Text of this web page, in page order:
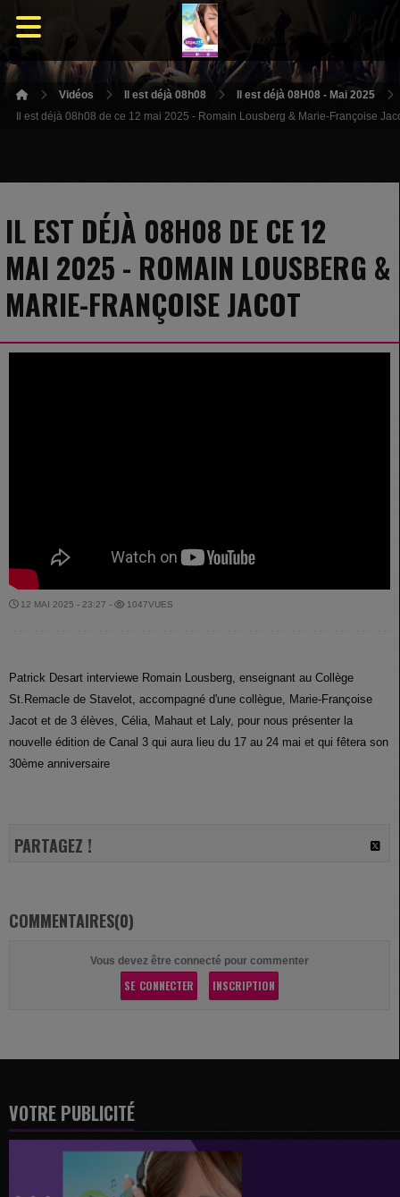
Vidéos Il est déjà 08h08
Il est déjà 08H08 - Mai 2025
Il est déjà 08h08 de ce 12 mai 2025 - Romain Lousberg & Marie-Françoise
IL EST DÉJÀ 08H08 DE CE 12
MAI 2025 - ROMAIN LOUSBERG &
MARIE-FRANÇOISE JACOT
12 MAI 2025 - 23:27 - 1047VUES
Patrick Desart interviewe Romain Lousberg, enseignant au Collège
St.Remacle de Stavelot, accompagné d'une collègue, Marie-Françoise
Jacot et de 3 élèves, Célia, Mahaut et Laly, pour nous présenter la
nouvelle édition de Canal 3 qui aura lieu du 17 au 24 mai et qui fêtera son
30ème anniversaire
PARTAGEZ !
COMMENTAIRES(0)
Vous devez être connecté pour commenter
SE CONNECTER INSCRIPTION
VOTRE PUBLICITÉ